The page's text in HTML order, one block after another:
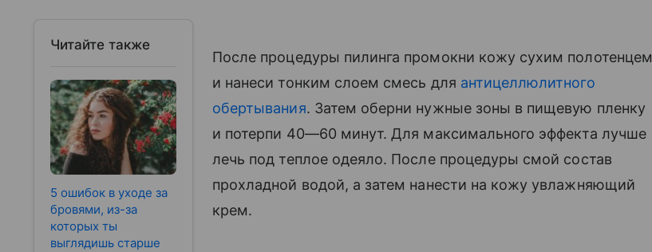
Читайте также
5 ошибок в уходе за
бровями, из-за
которых ты
выглядишь старше
После процедуры пилинга промокни кожу сухим полотенцем
и нанеси тонким слоем смесь для антицеллюлитного
обертывания. Затем оберни нужные зоны в пищевую пленку
и потерпи 40—60 минут. Для максимального эффекта лучше
лечь под теплое одеяло. После процедуры смой состав
прохладной водой, а затем нанести на кожу увлажняющий
крем.